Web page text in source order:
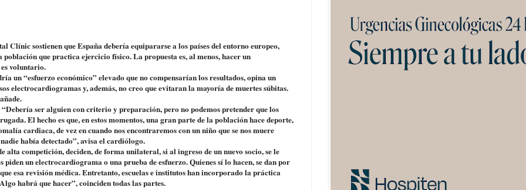
sostienen que España debería equipararse a los países del entorno europeo,
que practica ejercicio físico. La propuesta es, al menos, hacer un
voluntario.
un “esfuerzo económico” elevado que no compensarían los resultados, opina un
electrocardiogramas y, además, no creo que evitaran la mayoría de muertes súbitas.
ser alguien con criterio y preparación, pero no podemos pretender que los
El hecho es que, en estos momentos, una gran parte de la población hace deporte,
cardiaca, de vez en cuando nos encontraremos con un niño que se nos muere
había detectado”, avisa el cardiólogo.
competición, deciden, de forma unilateral, si al ingreso de un nuevo socio, se le
un electrocardiograma o una prueba de esfuerzo. Quienes sí lo hacen, se dan por
esa revisión médica. Entretanto, escuelas e institutos han incorporado la práctica
habrá que hacer”, coinciden todas las partes.